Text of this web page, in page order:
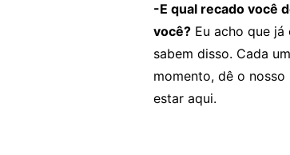
-E qual recado você
você? Eu acho que
sabem disso. Cada
momento, dê o
estar aqui.